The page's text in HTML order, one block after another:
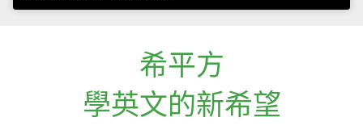
希平方
學英文的新希望